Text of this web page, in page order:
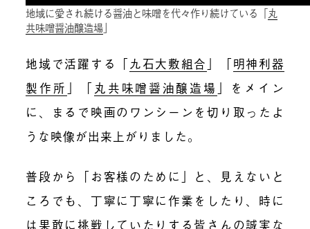
地域に愛され続ける醤油と味噌を代々作り続けている「丸
共味噌醤油醸造場」
地域で活躍する「 九石大敷組合 」「明神利器
製作所 」「 丸共味噌醤油醸造場 」をメイン
に、まるで映画のワンシーンを切り取ったよ
うな映像が出来上がりました。
普段から「お客様のために」と、見えないと
ころでも、丁寧に丁寧に作業をしたり、時に
は果敢に挑戦していたりする皆さんの誠実な